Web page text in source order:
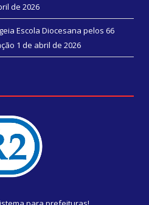
de 2026
Escola Diocesana pelos 66
1 de abril de 2026